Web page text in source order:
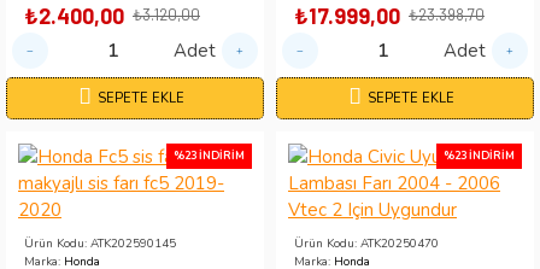
₺2.400,00 ₺3.120,00
Adet
SEPETE EKLE
₺17.999,00 ₺23.398,70
Adet
SEPETE EKLE
%23 İNDIRIM
Ürün Kodu: ATK202590145
Marka: Honda
%23 İNDIRIM
Ürün Kodu: ATK20250470
Marka: Honda